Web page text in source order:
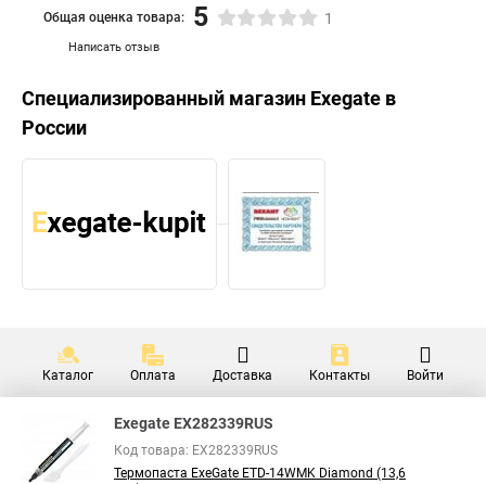
Написать отзыв
Общая оценка товара: 5 1
Специализированный магазин Exegate в
России
Каталог Оплата Доставка Контакты Войти
Exegate EX282339RUS
Код товара: EX282339RUS
Термопаста ExeGate ETD-14WMK Diamond (13,6